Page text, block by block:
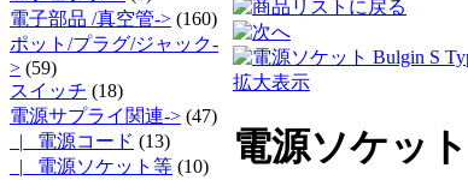
電子部品 /真空管-> (160)
ポット/プラグ/ジャック-
> (59)
スイッチ (18)
電源サプライ関連-> (47)
|_ 電源コード (13)
|_ 電源ソケット等 (10)
拡大表示
電源ソケッ